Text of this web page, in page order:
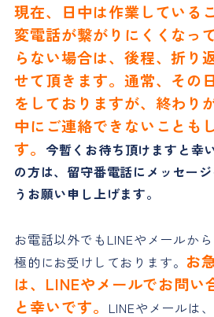
現在、日中は作業している
変電話が繋がりにくくなっ
らない場合は、後程、折り
せて頂きます。通常、その
をしておりますが、終わり
中にご連絡できないことも
す。 今暫くお待ち頂けますと幸
の方は、留守番電話にメッセー
うお願い申し上げます。
お電話以外でもLINEやメールか
極的にお受けしております。 お
は、LINEやメールでお問い
と幸いです。 LINEやメールは